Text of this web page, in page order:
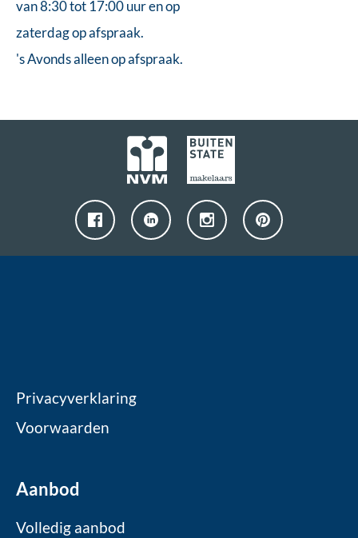
van 8:30 tot 17:00 uur en op
zaterdag op afspraak.
's Avonds alleen op afspraak.
Privacyverklaring
Voorwaarden
Aanbod
Volledig aanbod